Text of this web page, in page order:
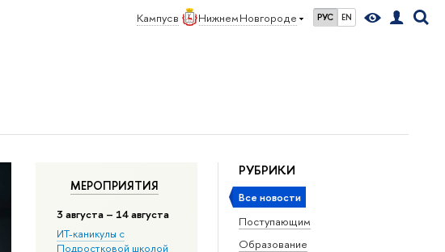
Кампус в Нижнем Новгороде РУС EN
РУБРИКИ
Все новости
Поступающим
Образование
МЕРОПРИЯТИЯ
3 августа – 14 августа
ИТ-каникулы с
Подростковой школой